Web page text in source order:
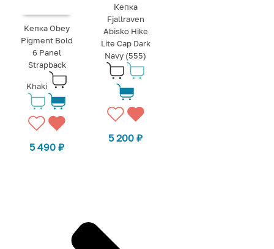
Кепка Obey
Pigment Bold
6 Panel
Strapback
Khaki
5 490₽
Кепка
Fjallraven
Abisko Hike
Lite Cap Dark
Navy (555)
5 200₽